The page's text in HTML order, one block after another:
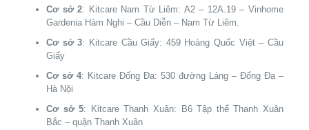
Cơ sở 2: Kitcare Nam Từ Liêm: A2 – 12A.19 – Vinhome
Gardenia Hàm Nghi – Cầu Diễn – Nam Từ Liêm.
Cơ sở 3: Kitcare Cầu Giấy: 459 Hoàng Quốc Việt – Cầu
Giấy
Cơ sở 4: Kitcare Đống Đa: 530 đường Láng – Đống Đa –
Hà Nội
Cơ sở 5: Kitcare Thanh Xuân: B6 Tập thể Thanh Xuân
Bắc – quận Thanh Xuân